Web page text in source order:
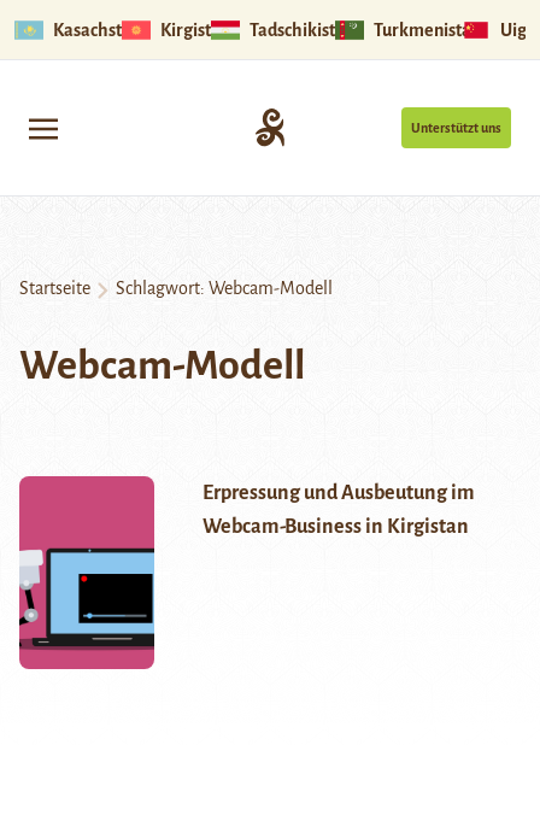
Kasachstan Kirgistan Tadschikistan Turkmenistan
Unterstützt uns
Startseite Schlagwort: Webcam-Modell
Webcam-Modell
Erpressung und Ausbeutung im
Webcam-Business in Kirgistan